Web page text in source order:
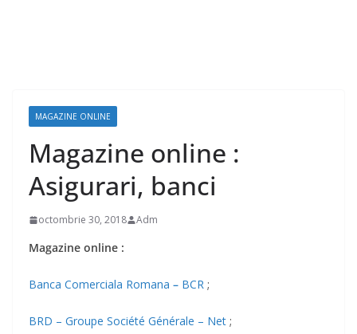
MAGAZINE ONLINE
Magazine online :
Asigurari, banci
octombrie 30, 2018 Adm
Magazine online :
Banca Comerciala Romana – BCR ;
BRD – Groupe Société Générale – Net ;